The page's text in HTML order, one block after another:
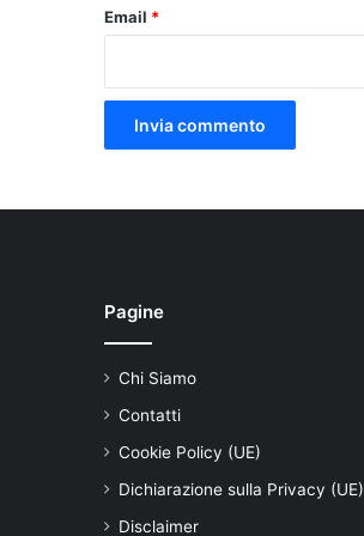
Email *
Pagine
Chi Siamo
Contatti
Cookie Policy (UE)
Dichiarazione sulla Privacy (UE)
Disclaimer